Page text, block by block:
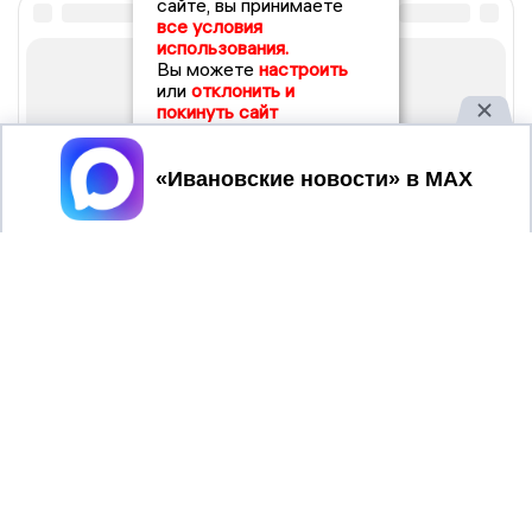
сайте, вы принимаете
все условия
использования.
Вы можете настроить
или отклонить и
покинуть сайт
Принять